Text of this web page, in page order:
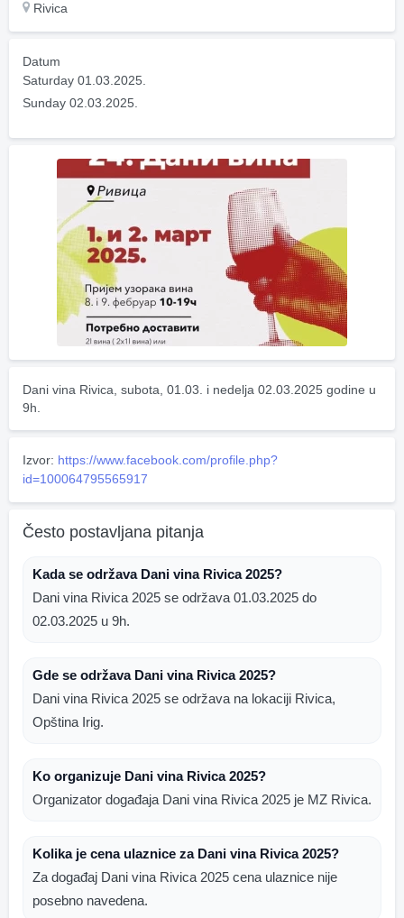
Rivica
Datum
Saturday 01.03.2025.
Sunday 02.03.2025.
Dani vina Rivica, subota, 01.03. i nedelja 02.03.2025 godine u
9h.
Izvor: https://www.facebook.com/profile.php?
id=100064795565917
Često postavljana pitanja
Kada se održava Dani vina Rivica 2025?
Dani vina Rivica 2025 se održava 01.03.2025 do
02.03.2025 u 9h.
Gde se održava Dani vina Rivica 2025?
Dani vina Rivica 2025 se održava na lokaciji Rivica,
Opština Irig.
Ko organizuje Dani vina Rivica 2025?
Organizator događaja Dani vina Rivica 2025 je MZ Rivica.
Kolika je cena ulaznice za Dani vina Rivica 2025?
Za događaj Dani vina Rivica 2025 cena ulaznice nije
posebno navedena.